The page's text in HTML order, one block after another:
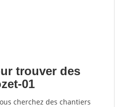
trouver des
01
cherchez des chantiers